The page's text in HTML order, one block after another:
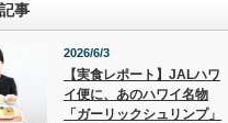
事
2026/6/3
【実食レポート】JALハワ
イ便に、あのハワイ名物
「ガーリックシュリンプ」